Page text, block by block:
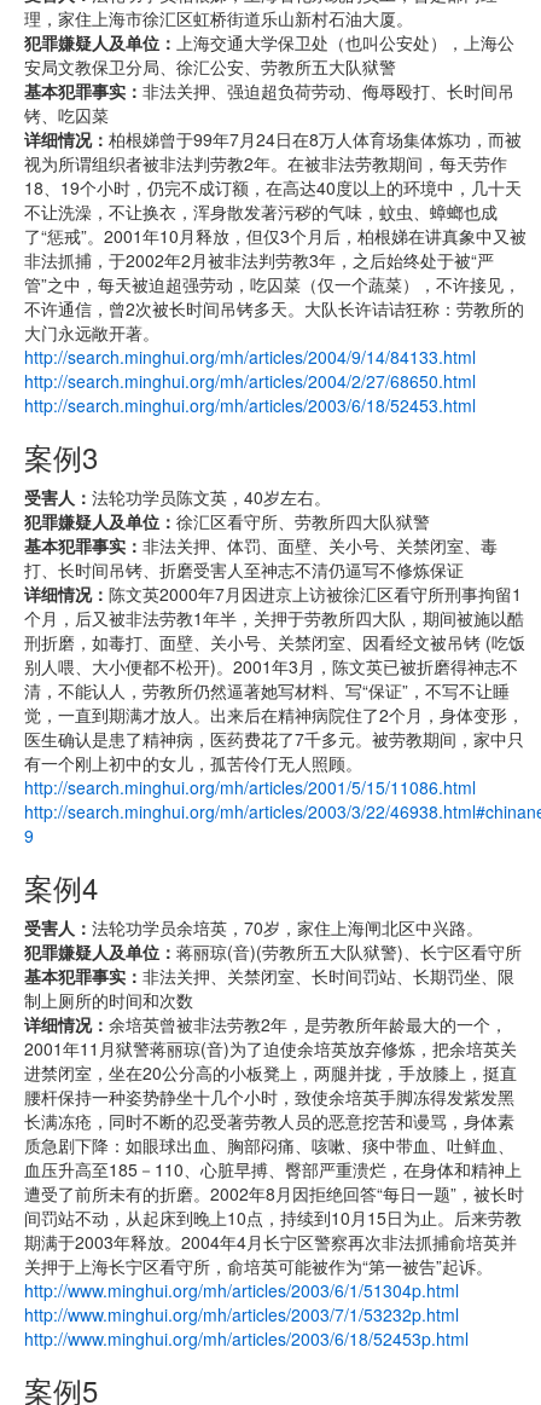
理，家住上海市徐汇区虹桥街道乐山新村石油大厦。
犯罪嫌疑人及单位： 上海交通大学保卫处（也叫公安处），上海公
安局文教保卫分局、徐汇公安、劳教所五大队狱警
基本犯罪事实： 非法关押、强迫超负荷劳动、侮辱殴打、长时间吊
铐、吃囚菜
详细情况： 柏根娣曾于99年7月24日在8万人体育场集体炼功，而被
视为所谓组织者被非法判劳教2年。在被非法劳教期间，每天劳作
18、19个小时，仍完不成订额，在高达40度以上的环境中，几十天
不让洗澡，不让换衣，浑身散发著污秽的气味，蚊虫、蟑螂也成
了“惩戒”。2001年10月释放，但仅3个月后，柏根娣在讲真象中又被
非法抓捕，于2002年2月被非法判劳教3年，之后始终处于被“严
管”之中，每天被迫超强劳动，吃囚菜（仅一个蔬菜），不许接见，
不许通信，曾2次被长时间吊铐多天。大队长许诘诘狂称：劳教所的
大门永远敞开著。
http://search.minghui.org/mh/articles/2004/9/14/84133.html
http://search.minghui.org/mh/articles/2004/2/27/68650.html
http://search.minghui.org/mh/articles/2003/6/18/52453.html
案例3
受害人： 法轮功学员陈文英，40岁左右。
犯罪嫌疑人及单位： 徐汇区看守所、劳教所四大队狱警
基本犯罪事实： 非法关押、体罚、面壁、关小号、关禁闭室、毒
打、长时间吊铐、折磨受害人至神志不清仍逼写不修炼保证
详细情况： 陈文英2000年7月因进京上访被徐汇区看守所刑事拘留1
个月，后又被非法劳教1年半，关押于劳教所四大队，期间被施以酷
刑折磨，如毒打、面壁、关小号、关禁闭室、因看经文被吊铐 (吃饭
别人喂、大小便都不松开)。2001年3月，陈文英已被折磨得神志不
清，不能认人，劳教所仍然逼著她写材料、写“保证”，不写不让睡
觉，一直到期满才放人。出来后在精神病院住了2个月，身体变形，
医生确认是患了精神病，医药费花了7千多元。被劳教期间，家中只
有一个刚上初中的女儿，孤苦伶仃无人照顾。
http://search.minghui.org/mh/articles/2001/5/15/11086.html
http://search.minghui.org/mh/articles/2003/3/22/
9
案例4
受害人： 法轮功学员余培英，70岁，家住上海闸北区中兴路。
犯罪嫌疑人及单位： 蒋丽琼(音)(劳教所五大队狱警)、长宁区看守所
基本犯罪事实： 非法关押、关禁闭室、长时间罚站、长期罚坐、限
制上厕所的时间和次数
详细情况： 余培英曾被非法劳教2年，是劳教所年龄最大的一个，
2001年11月狱警蒋丽琼(音)为了迫使余培英放弃修炼，把余培英关
进禁闭室，坐在20公分高的小板凳上，两腿并拢，手放膝上，挺直
腰杆保持一种姿势静坐十几个小时，致使余培英手脚冻得发紫发黑
长满冻疮，同时不断的忍受著劳教人员的恶意挖苦和谩骂，身体素
质急剧下降：如眼球出血、胸部闷痛、咳嗽、痰中带血、吐鲜血、
血压升高至185－110、心脏早搏、臀部严重溃烂，在身体和精神上
遭受了前所未有的折磨。2002年8月因拒绝回答“每日一题”，被长时
间罚站不动，从起床到晚上10点，持续到10月15日为止。后来劳教
期满于2003年释放。2004年4月长宁区警察再次非法抓捕俞培英并
关押于上海长宁区看守所，俞培英可能被作为“第一被告”起诉。
http://www.minghui.org/mh/articles/2003/6/1/51304p.html
http://www.minghui.org/mh/articles/2003/7/1/53232p.html
http://www.minghui.org/mh/articles/2003/6/18/52453p.html
案例5